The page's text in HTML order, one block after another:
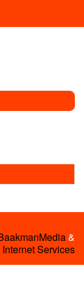
&
Services